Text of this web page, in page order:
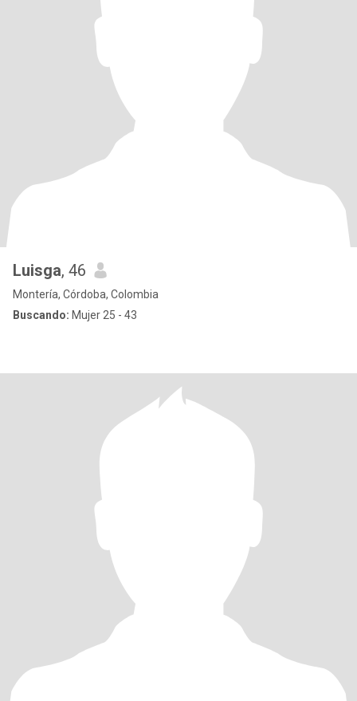
Luisga, 46
Montería, Córdoba, Colombia
Buscando: Mujer 25 - 43